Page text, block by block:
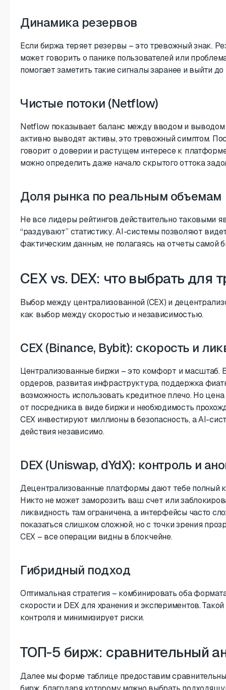
Динамика резервов
Если биржа теряет резервы – это тревожный знак.
может говорить о панике пользователей или
помогает заметить такие сигналы заранее и выйти до
Чистые потоки (Netflow)
Netflow показывает баланс между вводом и выводом
активно выводят активы, это тревожный симптом.
говорит о доверии и растущем интересе к
можно определить даже начало скрытого оттока
Доля рынка по реальным объемам
Не все лидеры рейтингов действительно таковыми
“раздувают” статистику. AI-системы позволяют
фактическим данным, не полагаясь на отчеты самой
CEX vs. DEX: что выбрать для
Выбор между централизованной (CEX) и
как выбор между скоростью и независимостью.
CEX (Binance, Bybit): скорость и
Централизованные биржи – это комфорт и масштаб.
ордеров, развитая инфраструктура, поддержка
возможность использовать кредитное плечо. Но
от посредника в виде биржи и необходимость
CEX инвестируют миллионы в безопасность, а AI-
действия независимо.
DEX (Uniswap, dYdX): контроль и
Децентрализованные платформы дают тебе полный
Никто не может заморозить ваш счет или
ликвидность там ограничена, а интерфейсы часто
показаться слишком сложной, но с точки зрения
CEX – все операции видны в блокчейне.
Гибридный подход
Оптимальная стратегия – комбинировать оба
скорости и DEX для хранения и экспериментов.
контроля и минимизирует риски.
ТОП-5 бирж: сравнительный
Далее мы форме таблице предоставим